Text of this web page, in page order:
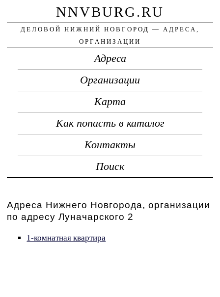
NNVBURG.RU
ДЕЛОВОЙ НИЖНИЙ НОВГОРОД — АДРЕСА,
ОРГАНИЗАЦИИ
Адреса
Организации
Карта
Как попасть в каталог
Контакты
Поиск
Адреса Нижнего Новгорода, организации
по адресу Луначарского 2
1-комнатная квартира